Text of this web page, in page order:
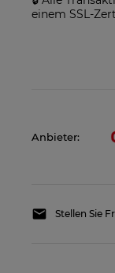
einem SSL-
Anbieter:
Stellen Sie